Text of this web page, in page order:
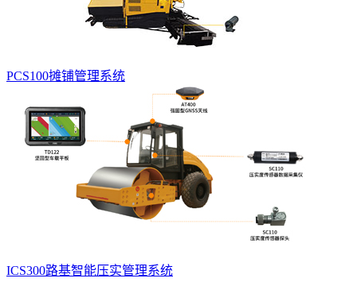
PCS100摊铺管理系统
ICS300路基智能压实管理系统